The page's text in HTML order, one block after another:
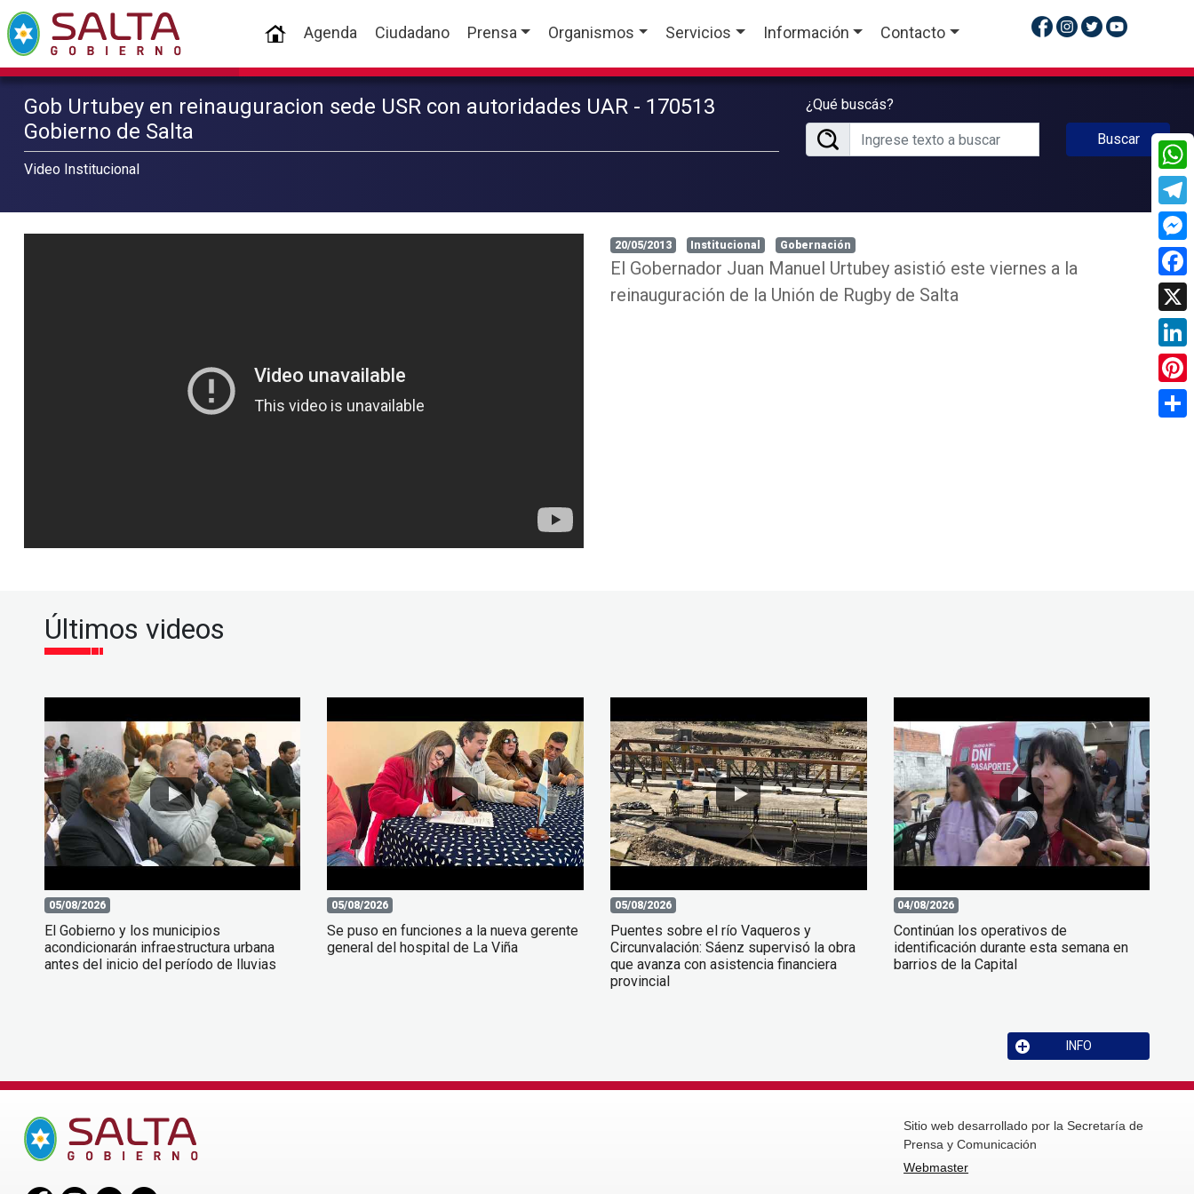
(current)
Agenda Ciudadano Prensa Organismos Servicios Información Contacto
Gob Urtubey en reinauguracion sede USR con autoridades UAR - 170513
Gobierno de Salta
Video Institucional
¿Qué buscás?
Buscar
20/05/2013 Institucional Gobernación
El Gobernador Juan Manuel Urtubey asistió este viernes a la
reinauguración de la Unión de Rugby de Salta
Últimos videos
05/08/2026
El Gobierno y los municipios
acondicionarán infraestructura urbana
antes del inicio del período de lluvias
05/08/2026
Se puso en funciones a la nueva gerente
general del hospital de La Viña
05/08/2026
Puentes sobre el río Vaqueros y
Circunvalación: Sáenz supervisó la obra
que avanza con asistencia financiera
provincial
04/08/2026
Continúan los operativos de
identificación durante esta semana en
barrios de la Capital
INFO
Sitio web desarrollado por la Secretaría de
Prensa y Comunicación
Webmaster
X